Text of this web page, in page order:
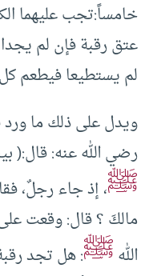
خامساً:تجب عليهما
عتق رقبة فإن لم
لم يستطيعا فيطعم
ويدل على ذلك ما
رضي الله عنه: قال:(
ﷺ، إذ جاء رجلٌ،
مالكَ ؟ قال: وقعت
اللهﷺ: هل تجد